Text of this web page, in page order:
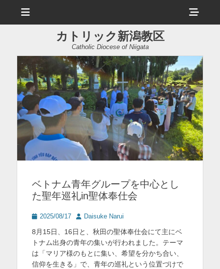
ュ
ヘ
ッ
ー
サ
イ
ド
バ
ー
コ
カトリック新潟教区
Catholic Diocese of Niigata
ベトナム青年グループを中心とし
た聖年巡礼in聖体奉仕会
投
日
2025/08/17
投
者
Daisuke Narui
8月15日、16日と、秋田の聖体奉仕会にて主にベ
トナム出身の青年の集いが行われました。テーマ
は「マリア様のもとに集い、希望を分かち合い、
信仰を生きる」で、青年の巡礼という位置づけで